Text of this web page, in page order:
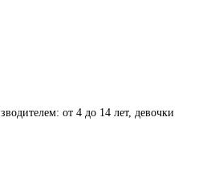
от 4 до 14 лет, девочки